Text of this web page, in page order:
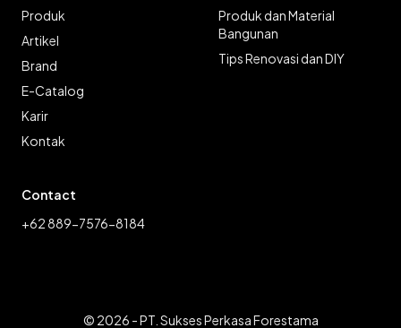
Produk
Artikel
Brand
E-Catalog
Karir
Kontak
Produk dan Material
Bangunan
Tips Renovasi dan DIY
Contact
+62 889-7576-8184
© 2026 - PT. Sukses Perkasa Forestama